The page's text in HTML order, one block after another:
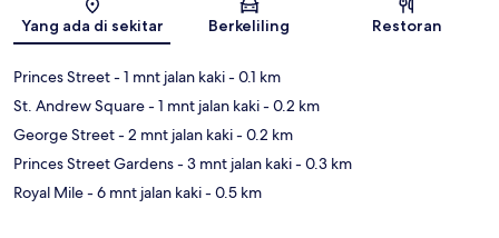
Peta
Yang ada di sekitar Berkeliling Restoran
Princes Street- 1 mnt jalan kaki- 0.1 km
St. Andrew Square- 1 mnt jalan kaki- 0.2 km
George Street- 2 mnt jalan kaki- 0.2 km
Princes Street Gardens- 3 mnt jalan kaki- 0.3 km
Royal Mile- 6 mnt jalan kaki- 0.5 km